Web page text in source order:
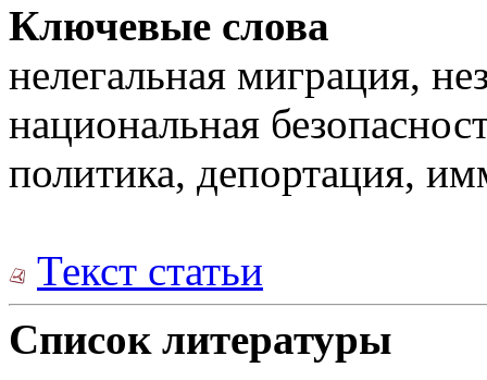
Ключевые слова
нелегальная миграция,
национальная
политика, депортация,
Текст статьи
Список литературы